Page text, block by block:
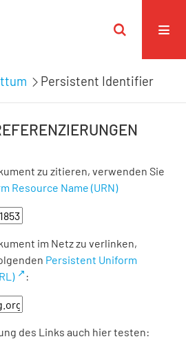
Persistent Identifier
zu zitieren, verwenden Sie
Resource Name (URN)
im Netz zu verlinken,
Persistent Uniform
:
des Links auch hier testen: